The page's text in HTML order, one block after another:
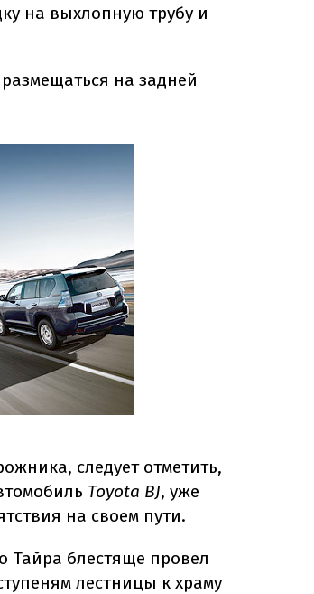
на выхлопную трубу и
на задней
следует отметить,
Toyota BJ, уже
на своем пути.
Тайра блестяще провел
лестницы к храму